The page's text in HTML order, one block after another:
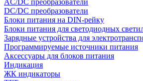
AC/DC преобразователи
DC/DC преобразователи
Блоки питания на DIN-рейку
Блоки питания для светодиодных
Зарядные устройства для
Программируемые источники питания
Аксессуары для блоков питания
Индикация
ЖК индикаторы